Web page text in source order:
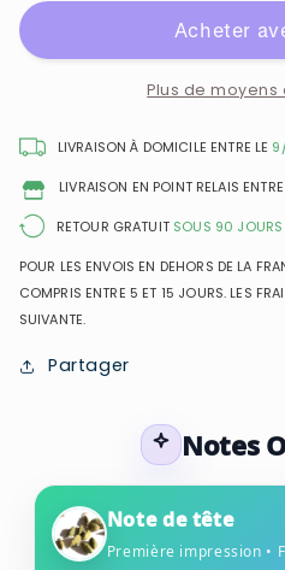
White
de
pour
homme
In
White
Intense-
de
pour
homme
Plus de
LIVRAISON À DOMICILE ENTRE LE
LIVRAISON EN POINT RELAIS ENTRE
RETOUR GRATUIT SOUS 90 JOURS
POUR LES ENVOIS EN DEHORS DE LA
COMPRIS ENTRE 5 ET 15 JOURS. LES
SUIVANTE.
Partager
Notes
Note de tête
Première impression •